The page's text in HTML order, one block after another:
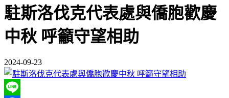
駐斯洛伐克代表處與僑胞歡慶
中秋 呼籲守望相助
2024-09-23